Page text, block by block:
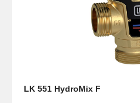
LK 551 HydroMix F